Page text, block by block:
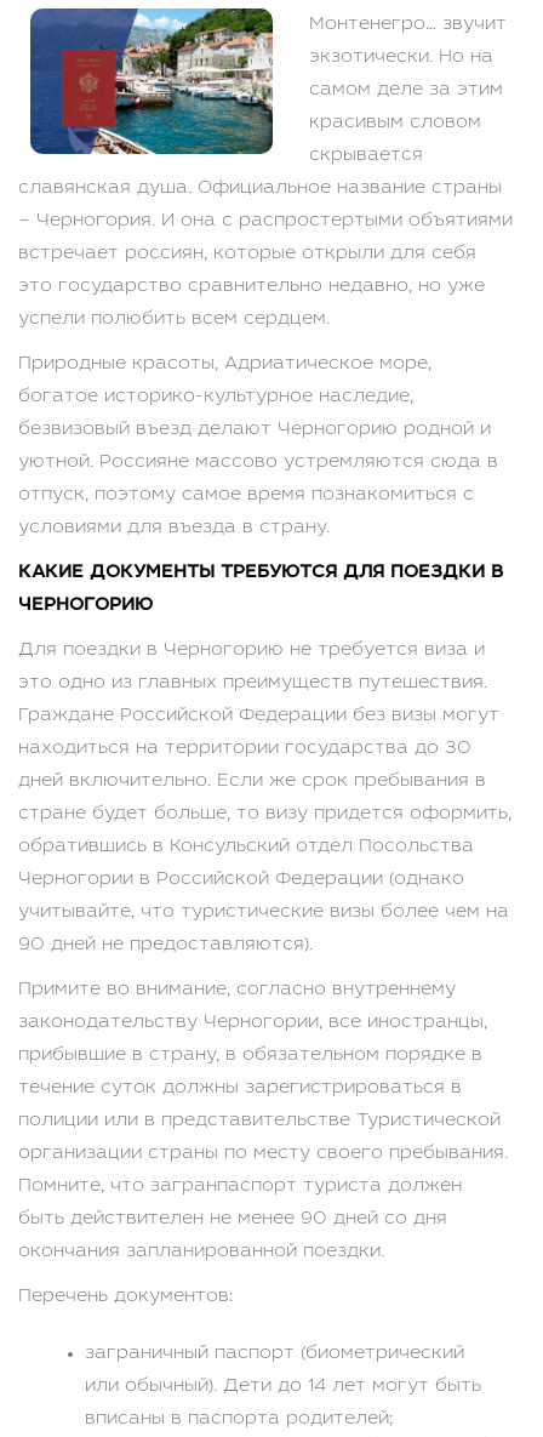
Монтенегро… звучит
экзотически. Но на
самом деле за этим
красивым словом
скрывается
славянская душа. Официальное название страны
– Черногория. И она с распростертыми объятиями
встречает россиян, которые открыли для себя
это государство сравнительно недавно, но уже
успели полюбить всем сердцем.
Природные красоты, Адриатическое море,
богатое историко-культурное наследие,
безвизовый въезд делают Черногорию родной и
уютной. Россияне массово устремляются сюда в
отпуск, поэтому самое время познакомиться с
условиями для въезда в страну.
КАКИЕ ДОКУМЕНТЫ ТРЕБУЮТСЯ ДЛЯ ПОЕЗДКИ В
ЧЕРНОГОРИЮ
Для поездки в Черногорию не требуется виза и
это одно из главных преимуществ путешествия.
Граждане Российской Федерации без визы могут
находиться на территории государства до 30
дней включительно. Если же срок пребывания в
стране будет больше, то визу придется оформить,
обратившись в Консульский отдел Посольства
Черногории в Российской Федерации (однако
учитывайте, что туристические визы более чем на
90 дней не предоставляются).
Примите во внимание, согласно внутреннему
законодательству Черногории, все иностранцы,
прибывшие в страну, в обязательном порядке в
течение суток должны зарегистрироваться в
полиции или в представительстве Туристической
организации страны по месту своего пребывания.
Помните, что загранпаспорт туриста должен
быть действителен не менее 90 дней со дня
окончания запланированной поездки.
Перечень документов:
заграничный паспорт (биометрический
или обычный). Дети до 14 лет могут быть
вписаны в паспорта родителей;